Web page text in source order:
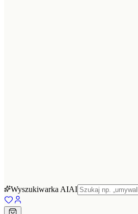
Wyszukiwarka AIAI